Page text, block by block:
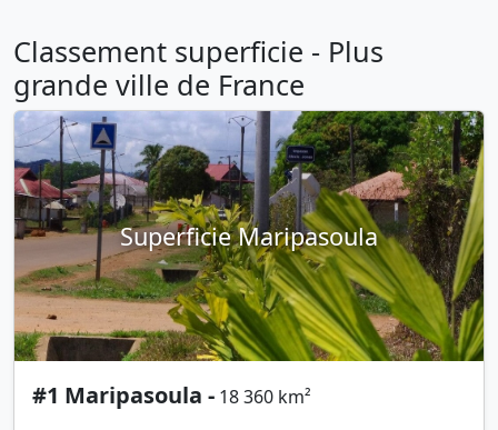
Classement superficie - Plus
grande ville de France
Superficie Maripasoula
#1 Maripasoula - 18 360 km²